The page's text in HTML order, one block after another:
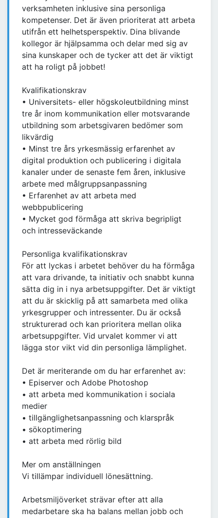
verksamheten inklusive sina personliga
kompetenser. Det är även prioriterat att arbeta
utifrån ett helhetsperspektiv. Dina blivande
kollegor är hjälpsamma och delar med sig av
sina kunskaper och de tycker att det är viktigt
att ha roligt på jobbet!
Kvalifikationskrav
• Universitets- eller högskoleutbildning minst
tre år inom kommunikation eller motsvarande
utbildning som arbetsgivaren bedömer som
likvärdig
• Minst tre års yrkesmässig erfarenhet av
digital produktion och publicering i digitala
kanaler under de senaste fem åren, inklusive
arbete med målgruppsanpassning
• Erfarenhet av att arbeta med
webbpublicering
• Mycket god förmåga att skriva begripligt
och intresseväckande
Personliga kvalifikationskrav
För att lyckas i arbetet behöver du ha förmåga
att vara drivande, ta initiativ och snabbt kunna
sätta dig in i nya arbetsuppgifter. Det är viktigt
att du är skicklig på att samarbeta med olika
yrkesgrupper och intressenter. Du är också
strukturerad och kan prioritera mellan olika
arbetsuppgifter. Vid urvalet kommer vi att
lägga stor vikt vid din personliga lämplighet.
Det är meriterande om du har erfarenhet av:
• Episerver och Adobe Photoshop
• att arbeta med kommunikation i sociala
medier
• tillgänglighetsanpassning och klarspråk
• sökoptimering
• att arbeta med rörlig bild
Mer om anställningen
Vi tillämpar individuell lönesättning.
Arbetsmiljöverket strävar efter att alla
medarbetare ska ha balans mellan jobb och